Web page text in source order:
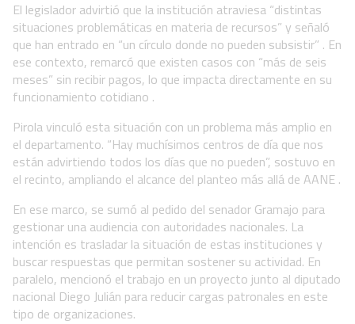
El legislador advirtió que la institución atraviesa “distintas
situaciones problemáticas en materia de recursos” y señaló
que han entrado en “un círculo donde no pueden subsistir” . En
ese contexto, remarcó que existen casos con “más de seis
meses” sin recibir pagos, lo que impacta directamente en su
funcionamiento cotidiano .
Pirola vinculó esta situación con un problema más amplio en
el departamento. “Hay muchísimos centros de día que nos
están advirtiendo todos los días que no pueden”, sostuvo en
el recinto, ampliando el alcance del planteo más allá de AANE .
En ese marco, se sumó al pedido del senador Gramajo para
gestionar una audiencia con autoridades nacionales. La
intención es trasladar la situación de estas instituciones y
buscar respuestas que permitan sostener su actividad. En
paralelo, mencionó el trabajo en un proyecto junto al diputado
nacional Diego Julián para reducir cargas patronales en este
tipo de organizaciones.